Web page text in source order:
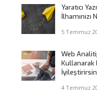
Yaratıcı
İlhamınızı
5 Temmuz
Web
Kullanarak
4 Temmuz